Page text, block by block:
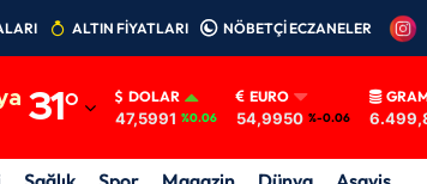
ALTIN FİYATLARI NÖBETÇİ ECZANELER
31° DOLAR
47,5991 %0.06
EURO
54,9950 %-0.06